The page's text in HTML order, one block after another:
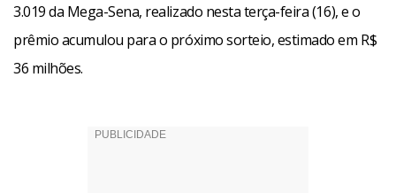
3.019 da Mega-Sena, realizado nesta terça-feira (16), e o
prêmio acumulou para o próximo sorteio, estimado em R$
36 milhões.